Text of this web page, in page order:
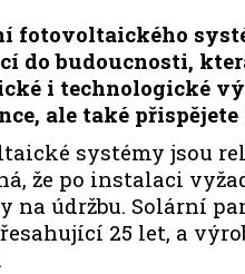
fotovoltaického
do budoucnosti,
i technologické
ale také
systémy jsou
že po instalaci
na údržbu. Solární
25 let, a